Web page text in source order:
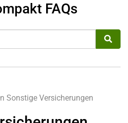
FAQs
Sonstige Versicherungen